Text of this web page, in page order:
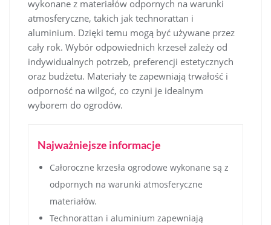
wykonane z materiałów odpornych na warunki
atmosferyczne, takich jak technorattan i
aluminium. Dzięki temu mogą być używane przez
cały rok. Wybór odpowiednich krzeseł zależy od
indywidualnych potrzeb, preferencji estetycznych
oraz budżetu. Materiały te zapewniają trwałość i
odporność na wilgoć, co czyni je idealnym
wyborem do ogrodów.
Najważniejsze informacje
Całoroczne krzesła ogrodowe wykonane są z
odpornych na warunki atmosferyczne
materiałów.
Technorattan i aluminium zapewniają